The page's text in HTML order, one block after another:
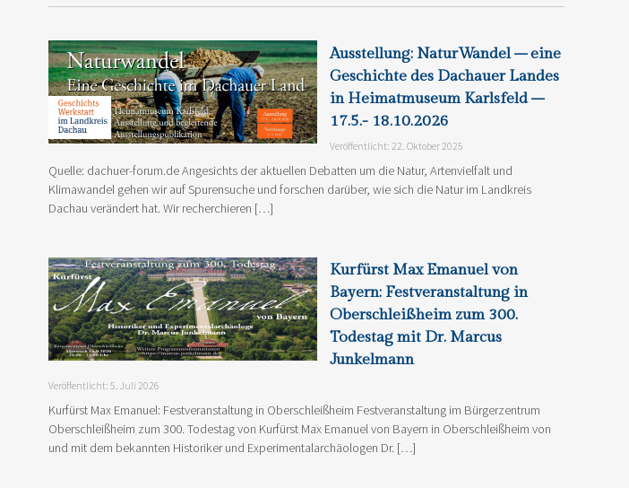
Ausstellung: NaturWandel – eine
Geschichte des Dachauer Landes
in Heimatmuseum Karlsfeld –
17.5.- 18.10.2026
Veröffentlicht: 22. Oktober 2025
Quelle: dachuer-forum.de Angesichts der aktuellen Debatten um die Natur, Artenvielfalt und
Klimawandel gehen wir auf Spurensuche und forschen darüber, wie sich die Natur im Landkreis
Dachau verändert hat. Wir recherchieren […]
Kurfürst Max Emanuel von
Bayern: Festveranstaltung in
Oberschleißheim zum 300.
Todestag mit Dr. Marcus
Junkelmann
Veröffentlicht: 5. Juli 2026
Kurfürst Max Emanuel: Festveranstaltung in Oberschleißheim Festveranstaltung im Bürgerzentrum
Oberschleißheim zum 300. Todestag von Kurfürst Max Emanuel von Bayern in Oberschleißheim von
und mit dem bekannten Historiker und Experimentalarchäologen Dr. […]